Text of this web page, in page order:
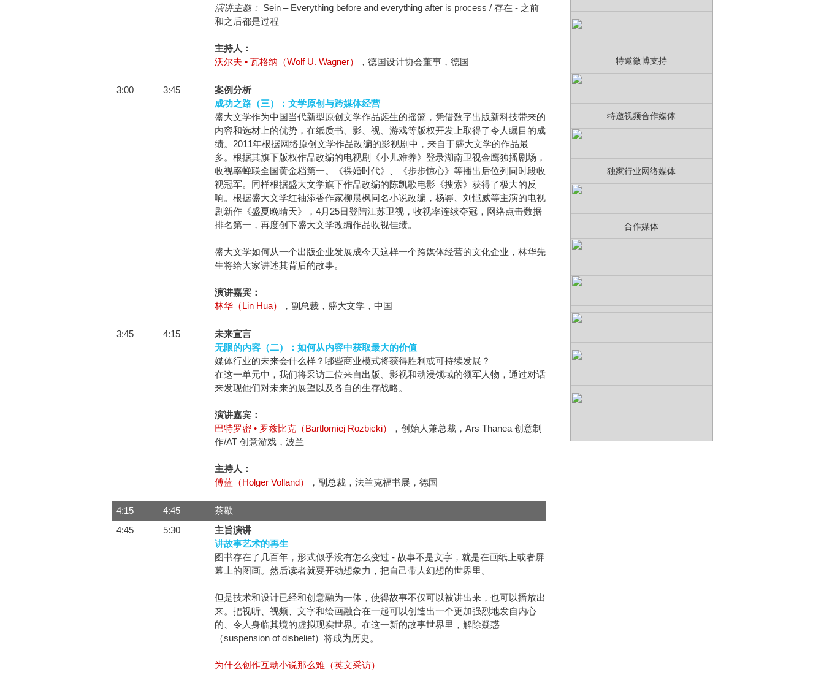
演讲主题：
Sein – Everything before and everything after is process / 存在 - 之前
和之后都是过程
主持人：
沃尔夫 • 瓦格纳（Wolf U. Wagner）
，德国设计协会董事，德国
3:00 3:45
案例分析
成功之路（三）：文学原创与跨媒体经营
盛大文学作为中国当代新型原创文学作品诞生的摇篮，凭借数字出版新科技带来的
内容和选材上的优势，在纸质书、影、视、游戏等版权开发上取得了令人瞩目的成
绩。2011年根据网络原创文学作品改编的影视剧中，来自于盛大文学的作品最
多。根据其旗下版权作品改编的电视剧《小儿难养》登录湖南卫视金鹰独播剧场，
收视率蝉联全国黄金档第一。《裸婚时代》、《步步惊心》等播出后位列同时段收
视冠军。同样根据盛大文学旗下作品改编的陈凯歌电影《搜索》获得了极大的反
响。根据盛大文学红袖添香作家柳晨枫同名小说改编，杨幂、刘恺威等主演的电视
剧新作《盛夏晚晴天》，4月25日登陆江苏卫视，收视率连续夺冠，网络点击数据
排名第一，再度创下盛大文学改编作品收视佳绩。
盛大文学如何从一个出版企业发展成今天这样一个跨媒体经营的文化企业，林华先
生将给大家讲述其背后的故事。
演讲嘉宾：
林华（Lin Hua）
，副总裁，盛大文学，中国
3:45 4:15
未来宣言
无限的内容（二）：如何从内容中获取最大的价值
媒体行业的未来会什么样？哪些商业模式将获得胜利或可持续发展？
在这一单元中，我们将采访二位来自出版、影视和动漫领域的领军人物，通过对话
来发现他们对未来的展望以及各自的生存战略。
演讲嘉宾：
巴特罗密 • 罗兹比克（Bartlomiej Rozbicki）
，创始人兼总裁，Ars Thanea 创意制
作/AT 创意游戏，波兰
主持人：
傅蓝（Holger Volland）
，副总裁，法兰克福书展，德国
4:15 4:45
茶歇
4:45
5:30
主旨演讲
讲故事艺术的再生
图书存在了几百年，形式似乎没有怎么变过 - 故事不是文字，就是在画纸上或者屏
幕上的图画。然后读者就要开动想象力，把自己带人幻想的世界里。
但是技术和设计已经和创意融为一体，使得故事不仅可以被讲出来，也可以播放出
来。把视听、视频、文字和绘画融合在一起可以创造出一个更加强烈地发自内心
的、令人身临其境的虚拟现实世界。在这一新的故事世界里，解除疑惑
（suspension of disbelief）将成为历史。
为什么创作互动小说那么难（英文采访）
特邀微博支持
特邀视频合作媒体
独家行业网络媒体
合作媒体